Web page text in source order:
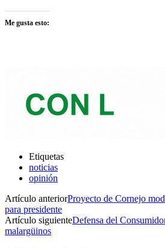
Me gusta esto:
Etiquetas
noticias
opinión
Artículo anteriorProyecto de Cornejo
para presidente
Artículo siguienteDefensa del
malargüinos